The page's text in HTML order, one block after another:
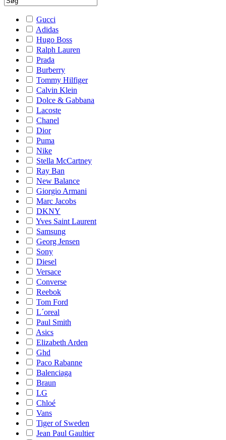
Gucci
Adidas
Hugo Boss
Ralph Lauren
Prada
Burberry
Tommy Hilfiger
Calvin Klein
Dolce & Gabbana
Lacoste
Chanel
Dior
Puma
Nike
Stella McCartney
Ray Ban
New Balance
Giorgio Armani
Marc Jacobs
DKNY
Yves Saint Laurent
Samsung
Georg Jensen
Sony
Diesel
Versace
Converse
Reebok
Tom Ford
L´oreal
Paul Smith
Asics
Elizabeth Arden
Ghd
Paco Rabanne
Balenciaga
Braun
LG
Chloé
Vans
Tiger of Sweden
Jean Paul Gaultier